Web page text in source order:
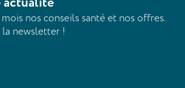
nos conseils santé et nos offres.
la newsletter !